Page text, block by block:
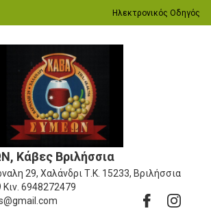
Ηλεκτρονικός Οδηγός
Κάβες Βριλήσσια
29, Χαλάνδρι Τ.Κ. 15233, Βριλήσσια
Κιν. 6948272479